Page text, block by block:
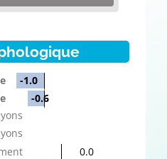
-1.0
-0.6
0.0